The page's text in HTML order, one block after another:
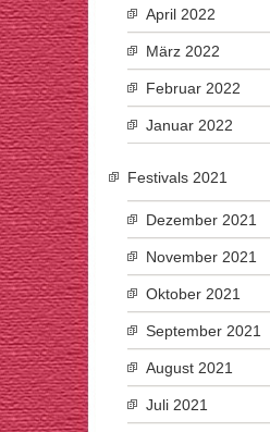
April 2022
März 2022
Februar 2022
Januar 2022
Festivals 2021
Dezember 2021
November 2021
Oktober 2021
September 2021
August 2021
Juli 2021